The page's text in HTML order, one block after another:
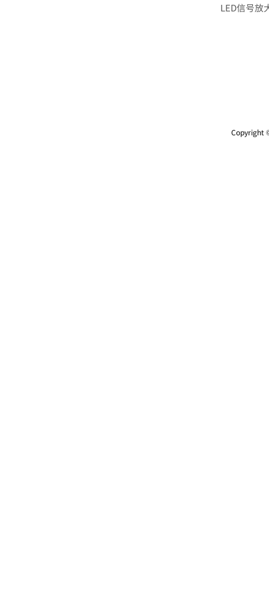
LED信号放
Copyright